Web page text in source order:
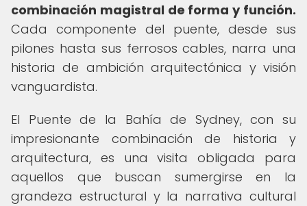
combinación magistral de forma y función.
Cada componente del puente, desde sus
pilones hasta sus ferrosos cables, narra una
historia de ambición arquitectónica y visión
vanguardista.
El Puente de la Bahía de Sydney, con su
impresionante combinación de historia y
arquitectura, es una visita obligada para
aquellos que buscan sumergirse en la
grandeza estructural y la narrativa cultural